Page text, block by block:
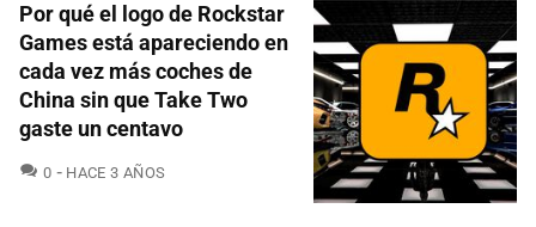
Por qué el logo de Rockstar
Games está apareciendo en
cada vez más coches de
China sin que Take Two
gaste un centavo
0 COMENTARIOS
HACE 3 AÑOS